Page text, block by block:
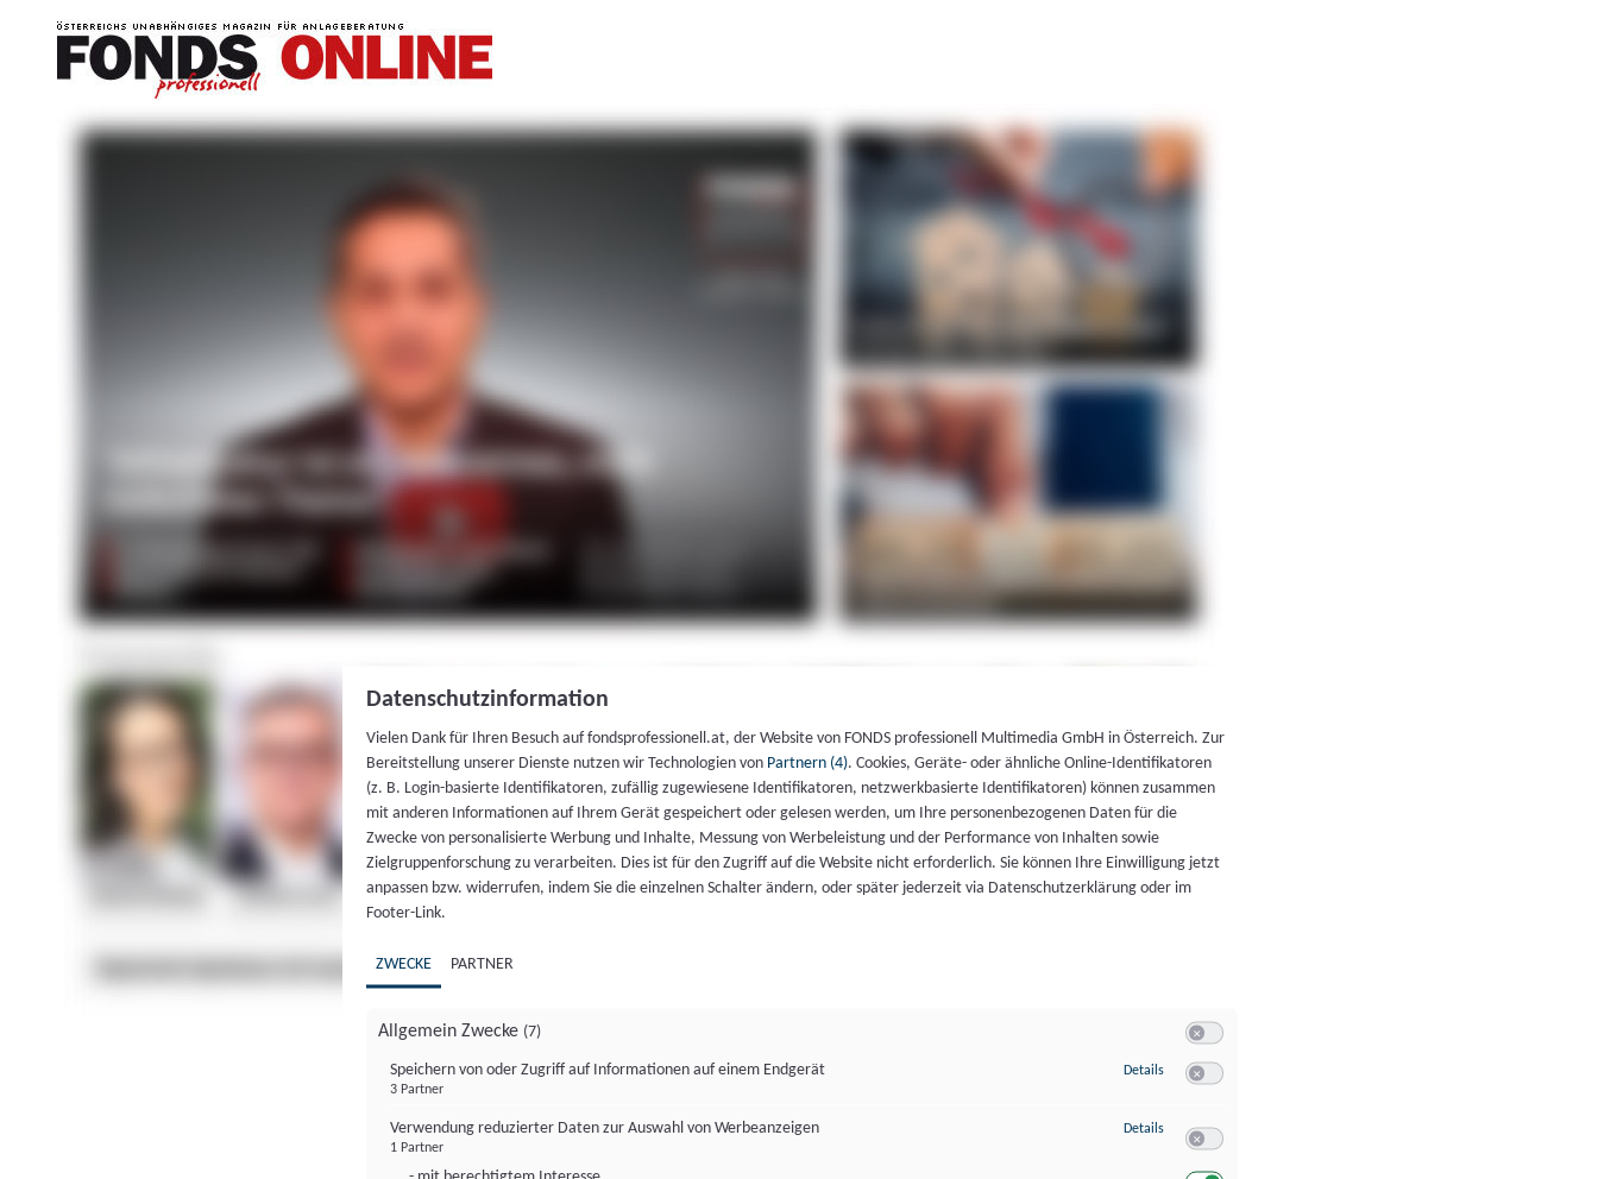
Datenschutzinformation
Vielen Dank für Ihren Besuch auf fondsprofessionell.at, der Website von FONDS professionell Multimedia GmbH in Österreich. Zur
Bereitstellung unserer Dienste nutzen wir Technologien von Partnern (4). Cookies, Geräte- oder ähnliche Online-Identifikatoren
(z. B. Login-basierte Identifikatoren, zufällig zugewiesene Identifikatoren, netzwerkbasierte Identifikatoren) können zusammen
mit anderen Informationen auf Ihrem Gerät gespeichert oder gelesen werden, um Ihre personenbezogenen Daten für die
Zwecke von personalisierte Werbung und Inhalte, Messung von Werbeleistung und der Performance von Inhalten sowie
Zielgruppenforschung zu verarbeiten. Dies ist für den Zugriff auf die Website nicht erforderlich. Sie können Ihre Einwilligung jetzt
anpassen bzw. widerrufen, indem Sie die einzelnen Schalter ändern, oder später jederzeit via Datenschutzerklärung oder im
Footer-Link.
ZWECKE PARTNER
Allgemein Zwecke (7)
Speichern von oder Zugriff auf Informationen auf einem Endgerät
3 Partner
Details zu Speichern von oder Zugriff auf Informationen auf einem Endgerät
Verwendung reduzierter Daten zur Auswahl von Werbeanzeigen
1 Partner
Details zu Verwendung reduzierter Daten zur Auswahl von Werbeanzeigen